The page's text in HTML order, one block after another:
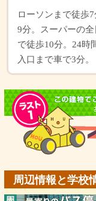
ローソンまで徒歩
9分。スーパーの
で徒歩10分。24時
入口まで車で3分。
周辺情報と学校